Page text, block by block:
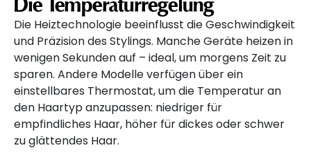
Die Temperaturregelung
Die Heiztechnologie beeinflusst die Geschwindigkeit
und Präzision des Stylings. Manche Geräte heizen in
wenigen Sekunden auf – ideal, um morgens Zeit zu
sparen. Andere Modelle verfügen über ein
einstellbares Thermostat, um die Temperatur an
den Haartyp anzupassen: niedriger für
empfindliches Haar, höher für dickes oder schwer
zu glättendes Haar.